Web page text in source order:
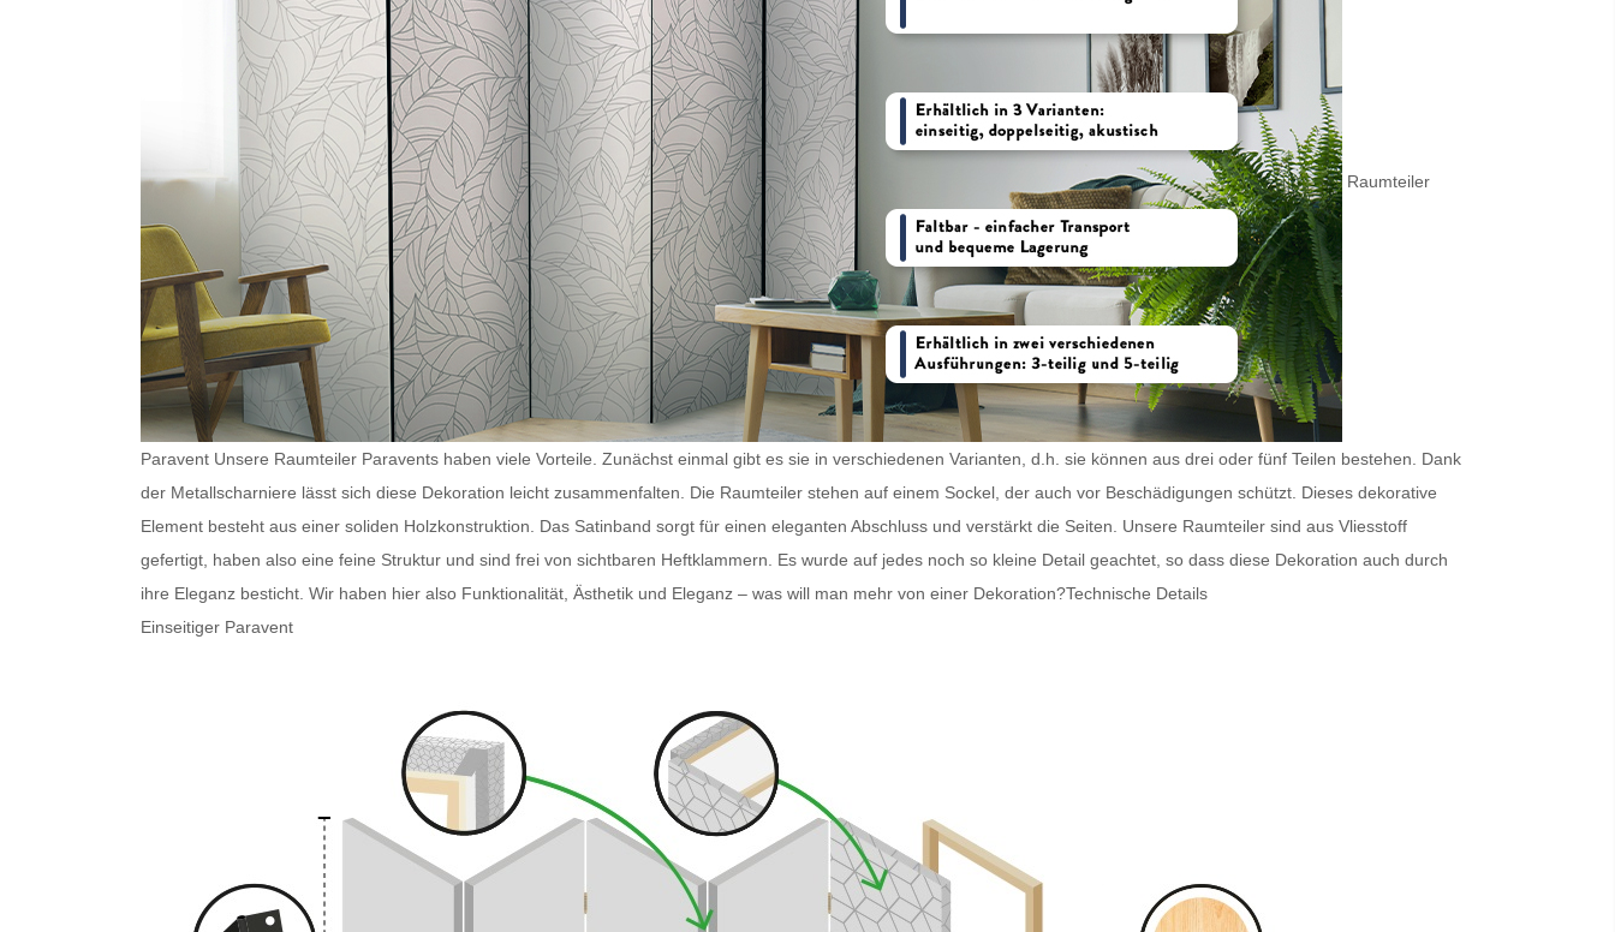
Raumteiler
Paravent Unsere Raumteiler Paravents haben viele Vorteile. Zunächst einmal gibt es sie in verschiedenen Varianten, d.h. sie können aus drei oder fünf Teilen bestehen. Dank
der Metallscharniere lässt sich diese Dekoration leicht zusammenfalten. Die Raumteiler stehen auf einem Sockel, der auch vor Beschädigungen schützt. Dieses dekorative
Element besteht aus einer soliden Holzkonstruktion. Das Satinband sorgt für einen eleganten Abschluss und verstärkt die Seiten. Unsere Raumteiler sind aus Vliesstoff
gefertigt, haben also eine feine Struktur und sind frei von sichtbaren Heftklammern. Es wurde auf jedes noch so kleine Detail geachtet, so dass diese Dekoration auch durch
ihre Eleganz besticht. Wir haben hier also Funktionalität, Ästhetik und Eleganz – was will man mehr von einer Dekoration?Technische Details
Einseitiger Paravent